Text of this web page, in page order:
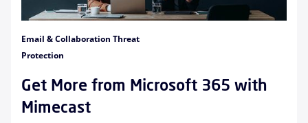
Email & Collaboration Threat
Protection
Get More from Microsoft 365 with
Mimecast